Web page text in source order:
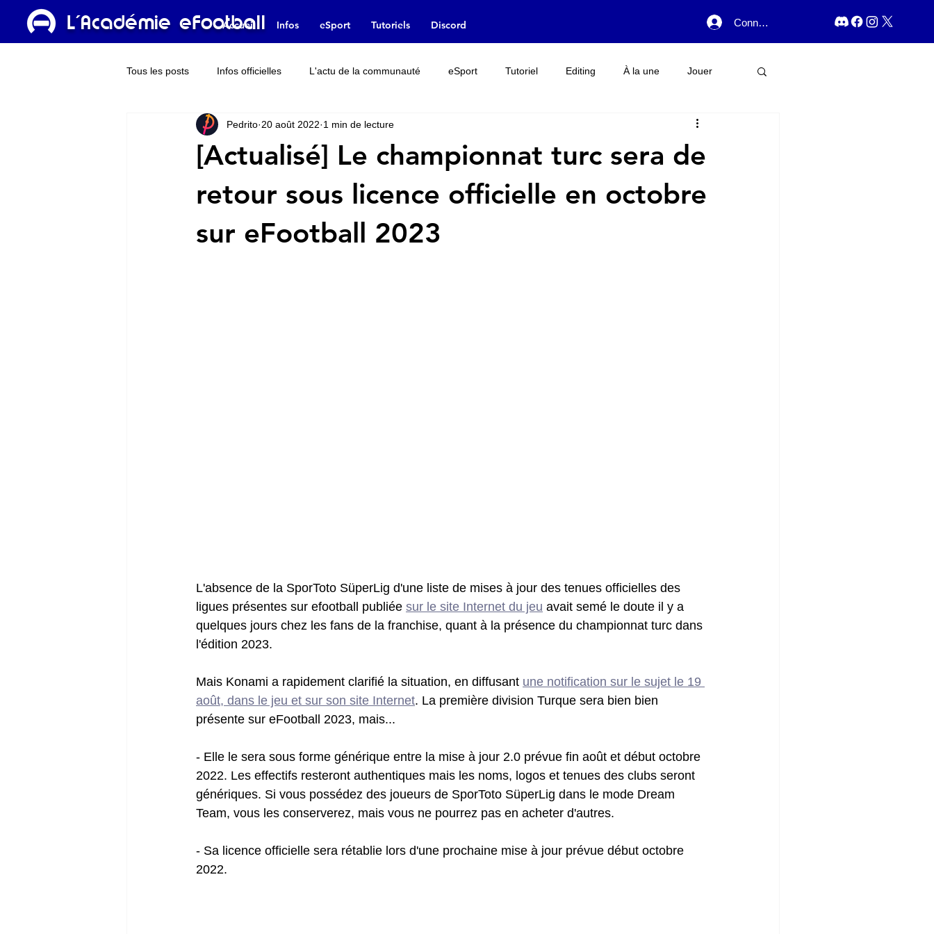
Accueil Infos eSport Tutoriels Discord
L'Académie eFootball Connexion
Tous les posts Infos officielles L'actu de la communauté eSport Tutoriel Editing À la une Jouer
Dream Team L'Académie TV Rumeur
[Actualisé] Le championnat turc sera de
retour sous licence officielle en octobre
sur eFootball 2023
Pedrito 20 août 2022 1 min de lecture
L'absence de la SporToto SüperLig d'une liste de mises à jour des tenues officielles des
ligues présentes sur efootball publiée sur le site Internet du jeu avait semé le doute il y a
quelques jours chez les fans de la franchise, quant à la présence du championnat turc dans
l'édition 2023.
Mais Konami a rapidement clarifié la situation, en diffusant une notification sur le sujet le 19
août, dans le jeu et sur son site Internet. La première division Turque sera bien bien
présente sur eFootball 2023, mais...
- Elle le sera sous forme générique entre la mise à jour 2.0 prévue fin août et début octobre
2022. Les effectifs resteront authentiques mais les noms, logos et tenues des clubs seront
génériques. Si vous possédez des joueurs de SporToto SüperLig dans le mode Dream
Team, vous les conserverez, mais vous ne pourrez pas en acheter d'autres.
- Sa licence officielle sera rétablie lors d'une prochaine mise à jour prévue début octobre
2022.